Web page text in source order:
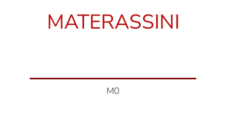
MATERASSINI
M0